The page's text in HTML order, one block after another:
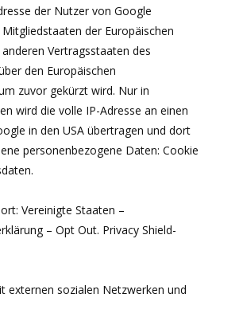
der Nutzer von Google
der Europäischen
Vertragsstaaten des
den Europäischen
zuvor gekürzt wird. Nur in
wird die volle IP-Adresse an einen
in den USA übertragen und dort
personenbezogene Daten: Cookie
Vereinigte Staaten –
– Opt Out. Privacy Shield-
externen sozialen Netzwerken und